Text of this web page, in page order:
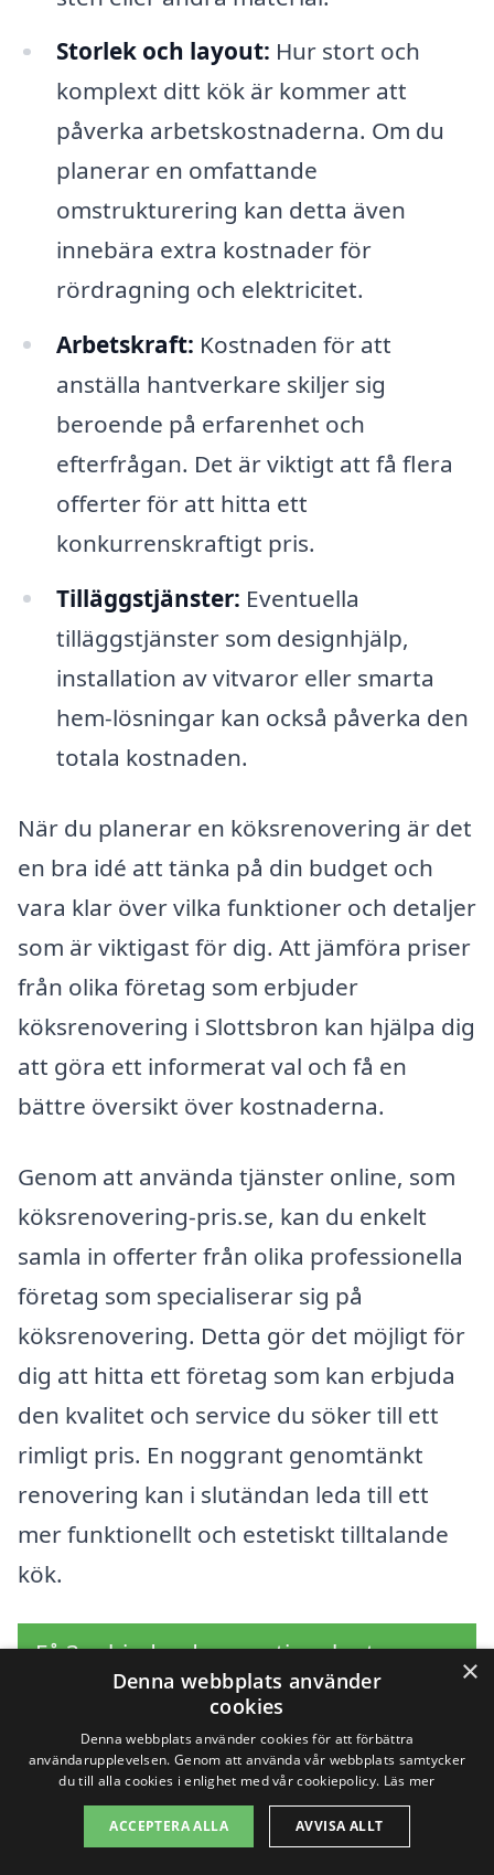
Storlek och layout: Hur stort och
komplext ditt kök är kommer att
påverka arbetskostnaderna. Om du
planerar en omfattande
omstrukturering kan detta även
innebära extra kostnader för
rördragning och elektricitet.
Arbetskraft: Kostnaden för att
anställa hantverkare skiljer sig
beroende på erfarenhet och
efterfrågan. Det är viktigt att få flera
offerter för att hitta ett
konkurrenskraftigt pris.
Tilläggstjänster: Eventuella
tilläggstjänster som designhjälp,
installation av vitvaror eller smarta
hem-lösningar kan också påverka den
totala kostnaden.
När du planerar en köksrenovering är det
en bra idé att tänka på din budget och
vara klar över vilka funktioner och detaljer
som är viktigast för dig. Att jämföra priser
från olika företag som erbjuder
köksrenovering i Slottsbron kan hjälpa dig
att göra ett informerat val och få en
bättre översikt över kostnaderna.
Genom att använda tjänster online, som
köksrenovering-pris.se, kan du enkelt
samla in offerter från olika professionella
företag som specialiserar sig på
köksrenovering. Detta gör det möjligt för
dig att hitta ett företag som kan erbjuda
den kvalitet och service du söker till ett
rimligt pris. En noggrant genomtänkt
renovering kan i slutändan leda till ett
mer funktionellt och estetiskt tilltalande
kök.
Få 3 erbjudanden, gratis och utan
förpliktelser
Sök efter en
×
Denna webbplats använder
cookies
Denna webbplats använder cookies för att förbättra
användarupplevelsen. Genom att använda vår webbplats samtycker
du till alla cookies i enlighet med vår cookiepolicy. Läs mer
ACCEPTERA ALLA AVVISA ALLT